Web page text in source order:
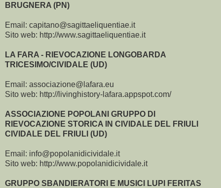
BRUGNERA (PN)
Email: capitano@sagittaeliquentiae.it
Sito web: http://www.sagittaeliquentiae.it
LA FARA - RIEVOCAZIONE LONGOBARDA
TRICESIMO/CIVIDALE (UD)
Email: associazione@lafara.eu
Sito web: http://livinghistory-lafara.appspot.com/
ASSOCIAZIONE POPOLANI GRUPPO DI
RIEVOCAZIONE STORICA IN CIVIDALE DEL FRIULI
CIVIDALE DEL FRIULI (UD)
Email: info@popolanidicividale.it
Sito web: http://www.popolanidicividale.it
GRUPPO SBANDIERATORI E MUSICI LUPI FERITAS